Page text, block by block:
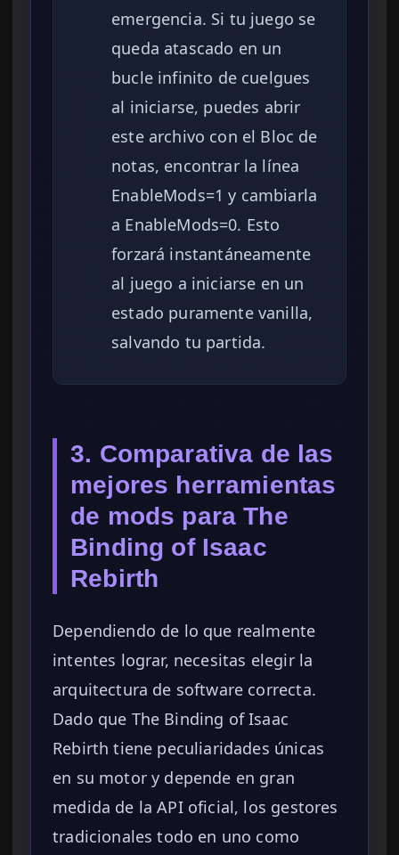
emergencia. Si tu juego se
queda atascado en un
bucle infinito de cuelgues
al iniciarse, puedes abrir
este archivo con el Bloc de
notas, encontrar la línea
EnableMods=1 y cambiarla
a EnableMods=0. Esto
forzará instantáneamente
al juego a iniciarse en un
estado puramente vanilla,
salvando tu partida.
3. Comparativa de las
mejores herramientas
de mods para The
Binding of Isaac
Rebirth
Dependiendo de lo que realmente
intentes lograr, necesitas elegir la
arquitectura de software correcta.
Dado que The Binding of Isaac
Rebirth tiene peculiaridades únicas
en su motor y depende en gran
medida de la API oficial, los gestores
tradicionales todo en uno como